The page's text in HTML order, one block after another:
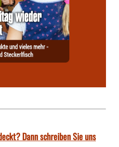
Dann schreiben Sie uns